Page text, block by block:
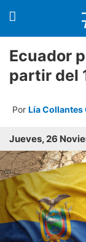
Ecuador
partir del
Por Lía Collantes
Jueves, 26